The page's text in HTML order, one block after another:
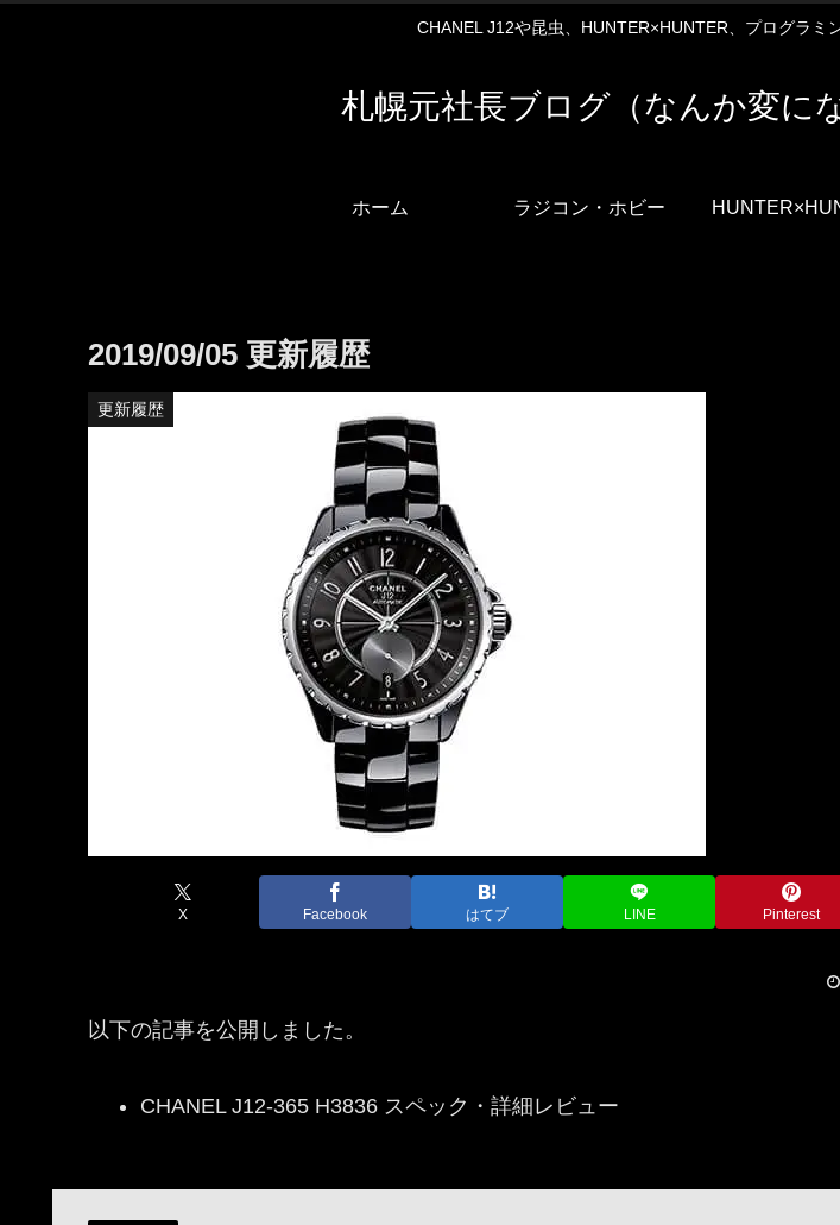
CHANEL J12や昆虫、HUNTER×HUNTER、プログラミ
札幌元社長ブログ（なんか変に
ホーム ラジコン・ホビー
2019/09/05 更新履歴
更新履歴
X Facebook はてブ LINE Pinterest
以下の記事を公開しました。
CHANEL J12-365 H3836 スペック・詳細レビュー